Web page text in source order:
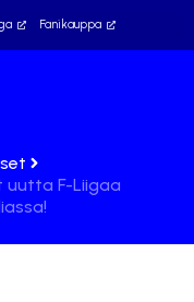
Fanikauppa
uutta F-Liigaa